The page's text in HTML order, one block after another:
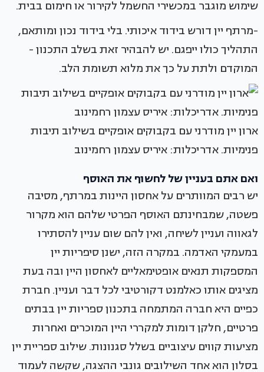
שימוש מוגבר במכשירי החשמל לקירור או חימום בבית.
-מרתף יין דורש בידוד איכותי. בלי בידוד נכון ומותאם,
התהליך כולו ייפגם. יש להבהיר זאת בשלב התכנון -
המוקדם ולתת על כך את מלוא תשומת הלב.
ארון יין מודרני עם בקבוקים אופקיים בשילוב תיבות
פנימיות. אדריכלות: איריס עצמון רחמינוב
ואם אתם בעניין של לחשוף את האוסף
יש רבים המוותרים על אחסון היינות במרתף, מסיבה
פשטה, שמבחינתם האוסף הפרטי שלהם הוא מקרור
לגאווה ועניין לשיחה, ואין להם שום עניין להסתירו
במעמקי האדמה. במקרה הזה, ישנן סיפריות יין
המספקות תנאים אופטימאליים לאחסון היין ובה בעת
מציגים אותו כאלמנט דקורטיבי לכל דבר ועניין. חברת
כפיים היא חברה המתמחה בתכנון ספריות יין בבתים
פרטיים, חלקן דומות למקררי היין המוכרים ואחרות
מציעות קווים עיצוביים בשלל סגנונות. שילוב ספריית יין
בסלון הוא אחד השילובים גונבי ההצגה, שקשה לעמוד